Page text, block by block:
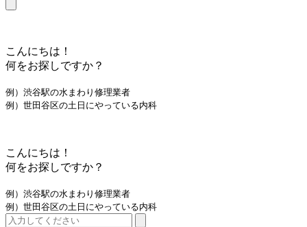
こんにちは！
何をお探しですか？
例）渋谷駅の水まわり修理業者
例）世田谷区の土日にやっている内科
こんにちは！
何をお探しですか？
例）渋谷駅の水まわり修理業者
例）世田谷区の土日にやっている内科